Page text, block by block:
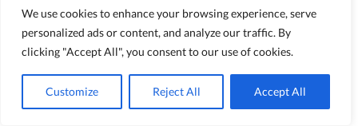
We use cookies to enhance your browsing experience, serve
personalized ads or content, and analyze our traffic. By
clicking "Accept All", you consent to our use of cookies.
Customize Reject All Accept All